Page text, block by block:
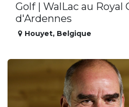
Golf | WalLac au Royal
d'Ardennes
Houyet, Belgique